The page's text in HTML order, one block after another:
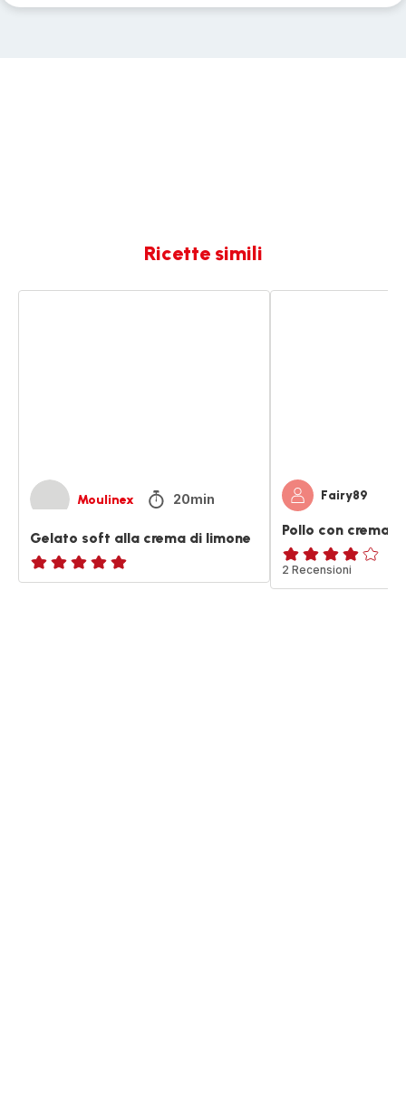
Ricette simili
Moulinex 20min
Gelato soft alla crema di limone
Recensione
Fairy89
Pollo con crema
Recensione
di
2 Recensioni